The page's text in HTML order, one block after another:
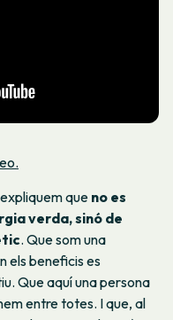
que no es
verda, sinó de
. Que som una
els beneficis es
Que aquí una persona
entre totes. I que, al